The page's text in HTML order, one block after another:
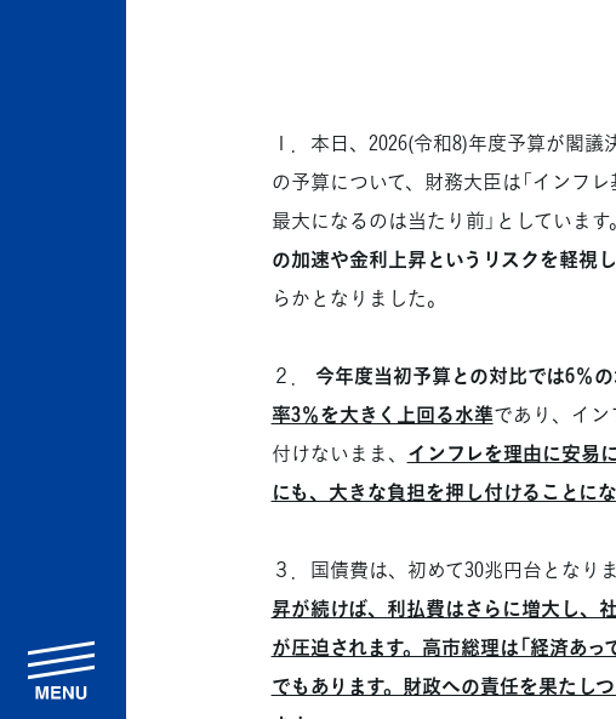
１．本日、2026(令和8)年度予算が閣
の予算について、財務大臣は「インフ
最大になるのは当たり前」としています
の加速や金利上昇というリスクを軽視し
らかとなりました。
２． 今年度当初予算との対比では6％
率3％を大きく上回る水準であり、イ
付けないまま、 インフレを理由に安易
にも、大きな負担を押し付けることにな
３．国債費は、初めて30兆円台となりま
昇が続けば、利払費はさらに増大し、
が圧迫されます。高市総理は「経済あっ
でもあります。財政への責任を果たし